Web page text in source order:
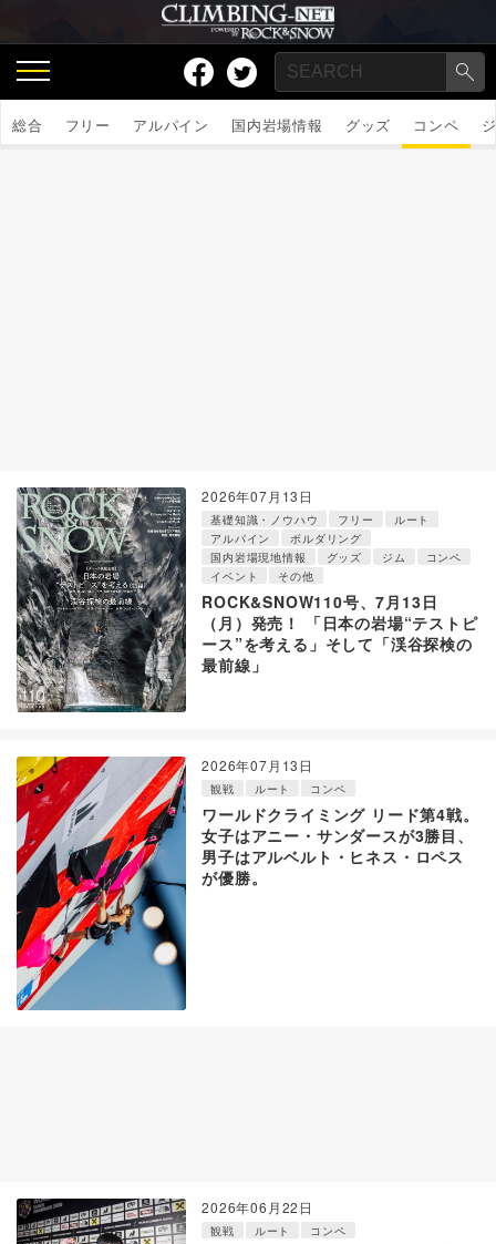
総合 フリー アルパイン 国内岩場情報 グッズ コンペ
2026年07月13日
基礎知識・ノウハウ フリー
ルート
アルパイン
ボルダリング
国内岩場現地情報
グッズ ジム
コンペ
イベント
その他
ROCK&SNOW110号、7月13日
（月）発売！ 「日本の岩場“テストピ
ース”を考える」そして「渓谷探検の
最前線」
2026年07月13日
観戦 ルート コンペ
ワールドクライミング リード第4戦。
女子はアニー・サンダースが3勝目、
男子はアルベルト・ヒネス・ロペス
が優勝。
2026年06月22日
観戦 ルート コンペ